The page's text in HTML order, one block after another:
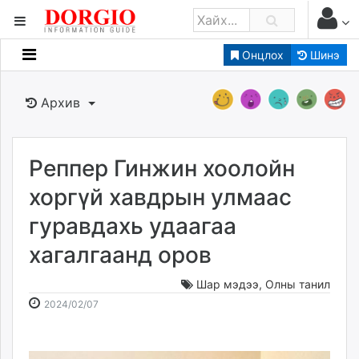
Онцлох Шинэ
Мэдээллийн
Банк санхүү
Бизнес ААН
Төрийн
Нийслэлийн
dorgio.mn
Gogo.mn
news.mn
zindaa.mn
tovch.mn
Архив
Реппер Гинжин хоолойн
хоргүй хавдрын улмаас
гуравдахь удаагаа
хагалгаанд оров
Шар мэдээ, Олны танил
2024/02/07